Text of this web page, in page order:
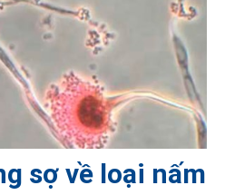
sợ về loại nấm